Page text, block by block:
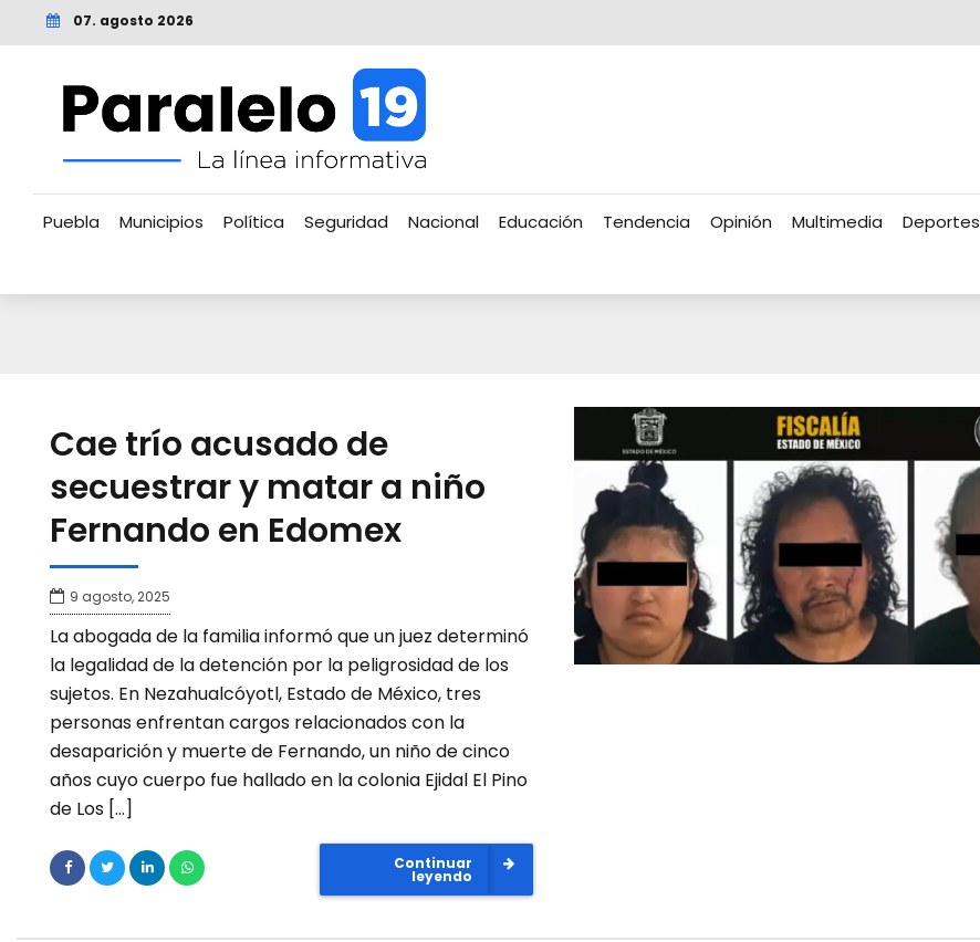
07. agosto 2026
Puebla Municipios Política Seguridad Nacional Educación Tendencia Opinión Multimedia Deportes
Cae trío acusado de
secuestrar y matar a niño
Fernando en Edomex
9 agosto, 2025
La abogada de la familia informó que un juez determinó
la legalidad de la detención por la peligrosidad de los
sujetos. En Nezahualcóyotl, Estado de México, tres
personas enfrentan cargos relacionados con la
desaparición y muerte de Fernando, un niño de cinco
años cuyo cuerpo fue hallado en la colonia Ejidal El Pino
de Los […]
Continuar
leyendo